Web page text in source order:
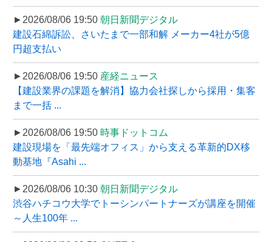
►2026/08/06 19:50 朝日新聞デジタル
建設石綿訴訟、さいたまで一部和解 メーカー4社が5億
円超支払い
►2026/08/06 19:50 産経ニュース
【建設業界の課題を解消】協力会社探しから採用・集客
まで一括 ...
►2026/08/06 19:50 時事ドットコム
建設現場を「最先端オフィス」から支える革新的DX移
動基地『Asahi ...
►2026/08/06 10:30 朝日新聞デジタル
渋谷ハチコウ大学でトーシンパートナーズが講座を開催
～人生100年 ...